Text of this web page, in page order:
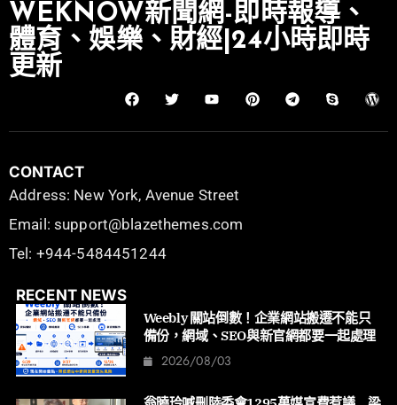
WEKNOW新聞網-即時報導、
體育、娛樂、財經|24小時即時
更新
CONTACT
Address: New York, Avenue Street
Email: support@blazethemes.com
Tel: +944-5484451244
RECENT NEWS
Weebly 關站倒數！企業網站搬遷不能只
備份，網域、SEO與新官網都要一起處理
2026/08/03